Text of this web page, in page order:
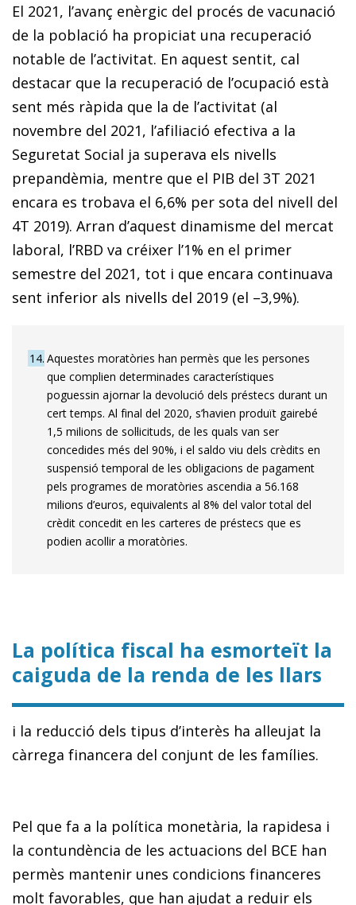
El 2021, l’avanç enèrgic del procés de vacunació
de la població ha propiciat una recuperació
notable de l’activitat. En aquest sentit, cal
destacar que la recuperació de l’ocupació està
sent més ràpida que la de l’activitat (al
novembre del 2021, l’afiliació efectiva a la
Seguretat Social ja superava els nivells
prepandèmia, mentre que el PIB del 3T 2021
encara es trobava el 6,6% per sota del nivell del
4T 2019). Arran d’aquest dinamisme del mercat
laboral, l’RBD va créixer l’1% en el primer
semestre del 2021, tot i que encara continuava
sent inferior als nivells del 2019 (el –3,9%).
14 Aquestes moratòries han permès que les persones
que complien determinades característiques
poguessin ajornar la devolució dels préstecs durant un
cert temps. Al final del 2020, s’havien produït gairebé
1,5 milions de sol·licituds, de les quals van ser
concedides més del 90%, i el saldo viu dels crèdits en
suspensió temporal de les obligacions de pagament
pels programes de moratòries ascendia a 56.168
milions d’euros, equivalents al 8% del valor total del
crèdit concedit en les carteres de préstecs que es
podien acollir a moratòries.
La política fiscal ha esmorteït la
caiguda de la renda de les llars
i la reducció dels tipus d’interès ha alleujat la
càrrega financera del conjunt de les famílies.
Pel que fa a la política monetària, la rapidesa i
la contundència de les actuacions del BCE han
permès mantenir unes condicions financeres
molt favorables, que han ajudat a reduir els